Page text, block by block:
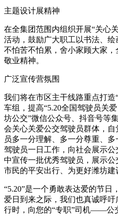
主题设计展精神
在全集团范围内组织开展“关心
活动，鼓励广大职工以书法、
不怕苦不怕累，舍小家顾大家
敬业精神。
广泛宣传营氛围
我们将在市区主干线路重点打造
车组，提高“5.20全国驾驶员关
坊公交”微信公众号、抖音号等
会关心关爱公交驾驶员群体，
员多一分理解、多一分尊重、
驾驶员一日工作，向社会展示
中宣传一批优秀驾驶员，展示
市民的平安出行、为更好潍坊建
“5.20”是一个勇敢表达爱的节日
爱日到来之际，我们也真诚呼
行时，向您的“专职”司机——公